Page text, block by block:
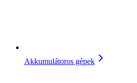
Akkumulátoros gépek